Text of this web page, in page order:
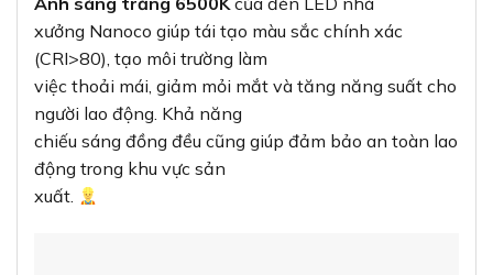
xưởng Nanoco giúp tái tạo màu sắc chính xác
(CRI>80), tạo môi trường làm
việc thoải mái, giảm mỏi mắt và tăng năng suất cho
người lao động. Khả năng
chiếu sáng đồng đều cũng giúp đảm bảo an toàn lao
động trong khu vực sản
xuất.